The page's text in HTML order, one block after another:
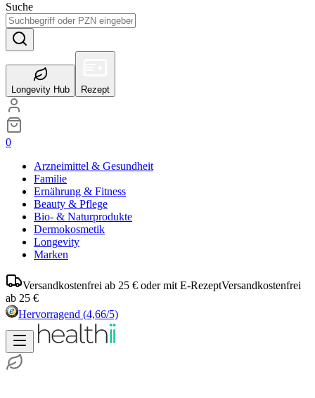
Suche
Longevity Hub Rezept
0
Arzneimittel & Gesundheit
Familie
Ernährung & Fitness
Beauty & Pflege
Bio- & Naturprodukte
Dermokosmetik
Longevity
Marken
Versandkostenfrei ab 25 € oder mit E-RezeptVersandkostenfrei
ab 25 €
Hervorragend (4,66/5)